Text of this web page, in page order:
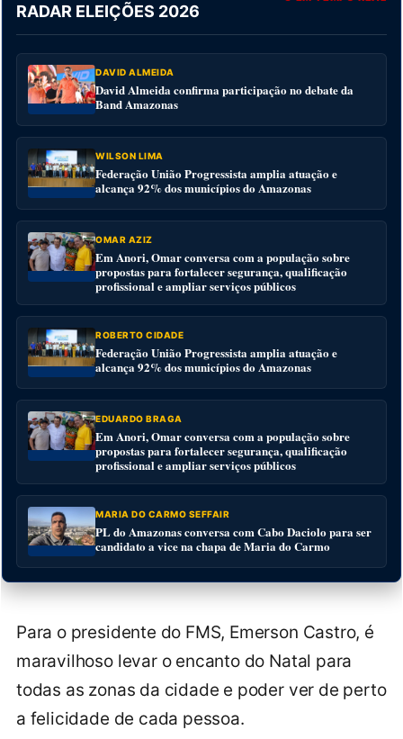
RADAR ELEIÇÕES 2026
DAVID ALMEIDA
David Almeida confirma participação no debate da
Band Amazonas
WILSON LIMA
Federação União Progressista amplia atuação e
alcança 92% dos municípios do Amazonas
OMAR AZIZ
Em Anori, Omar conversa com a população sobre
propostas para fortalecer segurança, qualificação
profissional e ampliar serviços públicos
ROBERTO CIDADE
Federação União Progressista amplia atuação e
alcança 92% dos municípios do Amazonas
EDUARDO BRAGA
Em Anori, Omar conversa com a população sobre
propostas para fortalecer segurança, qualificação
profissional e ampliar serviços públicos
MARIA DO CARMO SEFFAIR
PL do Amazonas conversa com Cabo Daciolo para ser
candidato a vice na chapa de Maria do Carmo
Para o presidente do FMS, Emerson Castro, é
maravilhoso levar o encanto do Natal para
todas as zonas da cidade e poder ver de perto
a felicidade de cada pessoa.